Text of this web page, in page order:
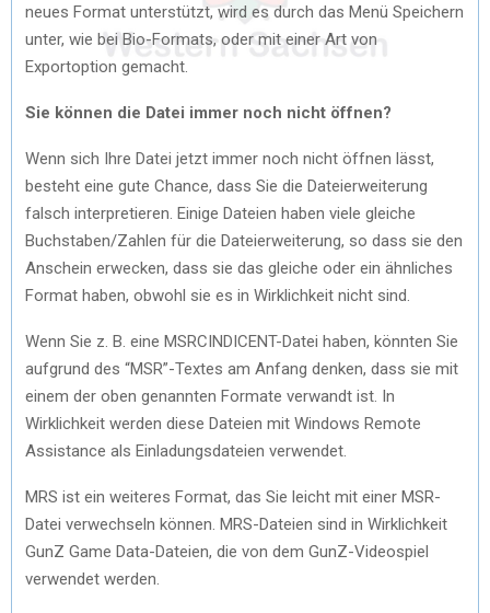
neues Format unterstützt, wird es durch das Menü Speichern
unter, wie bei Bio-Formats, oder mit einer Art von
Exportoption gemacht.
Sie können die Datei immer noch nicht öffnen?
Wenn sich Ihre Datei jetzt immer noch nicht öffnen lässt,
besteht eine gute Chance, dass Sie die Dateierweiterung
falsch interpretieren. Einige Dateien haben viele gleiche
Buchstaben/Zahlen für die Dateierweiterung, so dass sie den
Anschein erwecken, dass sie das gleiche oder ein ähnliches
Format haben, obwohl sie es in Wirklichkeit nicht sind.
Wenn Sie z. B. eine MSRCINDICENT-Datei haben, könnten Sie
aufgrund des “MSR”-Textes am Anfang denken, dass sie mit
einem der oben genannten Formate verwandt ist. In
Wirklichkeit werden diese Dateien mit Windows Remote
Assistance als Einladungsdateien verwendet.
MRS ist ein weiteres Format, das Sie leicht mit einer MSR-
Datei verwechseln können. MRS-Dateien sind in Wirklichkeit
GunZ Game Data-Dateien, die von dem GunZ-Videospiel
verwendet werden.